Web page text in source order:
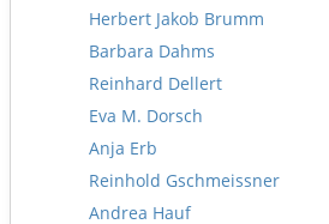
Herbert Jakob Brumm
Barbara Dahms
Reinhard Dellert
Eva M. Dorsch
Anja Erb
Reinhold Gschmeissner
Andrea Hauf